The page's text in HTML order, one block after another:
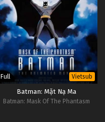
Full Vietsub
Batman: Mặt Nạ Ma
Batman: Mask Of The Phantasm